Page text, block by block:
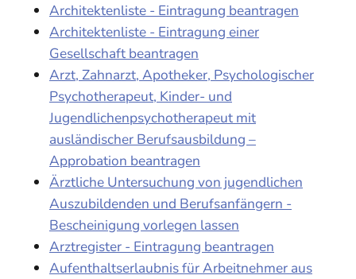
Architektenliste - Eintragung beantragen
Architektenliste - Eintragung einer
Gesellschaft beantragen
Arzt, Zahnarzt, Apotheker, Psychologischer
Psychotherapeut, Kinder- und
Jugendlichenpsychotherapeut mit
ausländischer Berufsausbildung –
Approbation beantragen
Ärztliche Untersuchung von jugendlichen
Auszubildenden und Berufsanfängern -
Bescheinigung vorlegen lassen
Arztregister - Eintragung beantragen
Aufenthaltserlaubnis für Arbeitnehmer aus